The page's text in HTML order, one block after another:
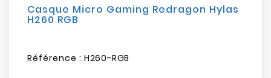
Casque Micro Gaming Redragon Hylas
H260 RGB
Référence : H260-RGB